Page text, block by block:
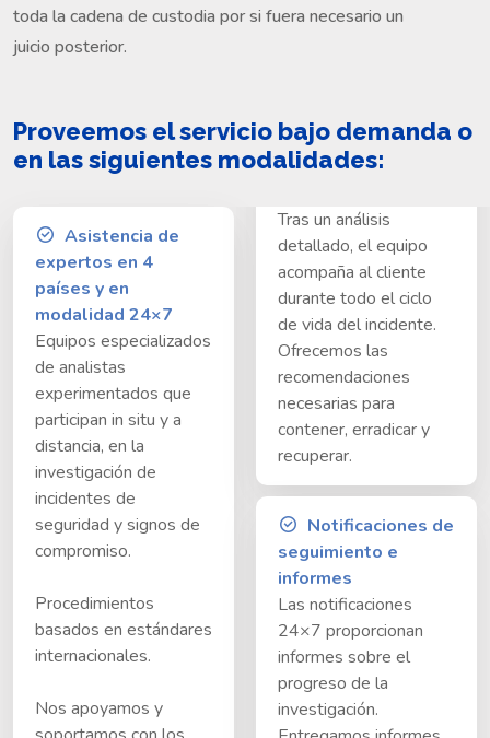
toda la cadena de custodia por si fuera necesario un
juicio posterior.
Proveemos el servicio bajo demanda o
en las siguientes modalidades:
Asistencia de
expertos en 4
países y en
modalidad 24×7
Equipos especializados
de analistas
experimentados que
participan in situ y a
distancia, en la
investigación de
incidentes de
seguridad y signos de
compromiso.
Procedimientos
basados en estándares
internacionales.
Nos apoyamos y
Tras un análisis
detallado, el equipo
acompaña al cliente
durante todo el ciclo
de vida del incidente.
Ofrecemos las
recomendaciones
necesarias para
contener, erradicar y
recuperar.
Notificaciones de
seguimiento e
informes
Las notificaciones
24×7 proporcionan
informes sobre el
progreso de la
investigación.